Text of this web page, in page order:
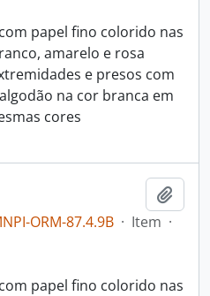
papel fino colorido nas
amarelo e rosa
e presos com
na cor branca em
cores
ORM-87.4.9B · Item ·
papel fino colorido nas